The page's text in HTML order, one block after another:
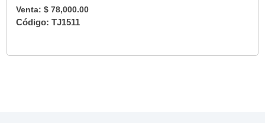
Venta: $ 78,000.00
Código: TJ1511